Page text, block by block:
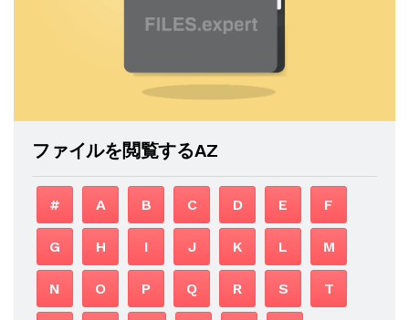
ファイルを閲覧するAZ
# A B C D E F
G H I J K L M
N O P Q R S T